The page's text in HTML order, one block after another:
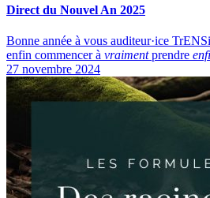
Direct du Nouvel An 2025
Bonne année à vous auditeur·ice
enfin commencer à vraimentprendre
27 novembre 2024